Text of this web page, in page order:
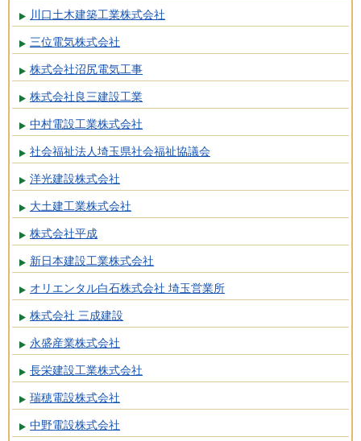
川口土木建築工業株式会社
三位電気株式会社
株式会社沼尻電気工事
株式会社良三建設工業
中村電設工業株式会社
社会福祉法人埼玉県社会福祉協議会
洋光建設株式会社
大土建工業株式会社
株式会社平成
新日本建設工業株式会社
オリエンタル白石株式会社 埼玉営業所
株式会社 三成建設
永盛産業株式会社
長栄建設工業株式会社
瑞穂電設株式会社
中野電設株式会社